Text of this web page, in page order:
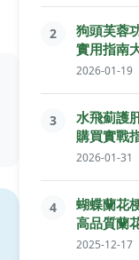
2
狗頭芙蓉
實用指南
2026-01-19
3
水飛薊護
購買實戰
2026-01-31
4
蝴蝶蘭花
高品質蘭
2025-12-17